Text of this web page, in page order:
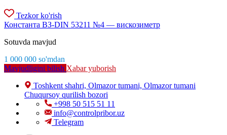
Tezkor ko'rish
Константа ВЗ-DIN 53211 №4 — вискозиметр
Sotuvda mavjud
1 000 000 so'mdan
Mavjudligini bilish Xabar yuborish
Toshkent shahri, Olmazor tumani, Olmazor tumani
Chuqursoy qurilish bozori
+998 50 515 51 11
info@controlpribor.uz
Telegram